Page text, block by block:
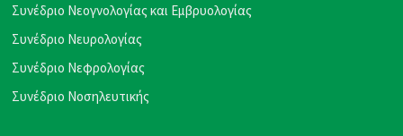
Συνέδριο Νεογνολογίας και Εμβρυολογίας
Συνέδριο Νευρολογίας
Συνέδριο Νεφρολογίας
Συνέδριο Νοσηλευτικής